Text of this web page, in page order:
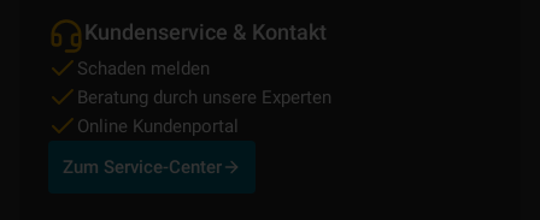
Kundenservice & Kontakt
Schaden melden
Beratung durch unsere Experten
Online Kundenportal
Zum Service-Center